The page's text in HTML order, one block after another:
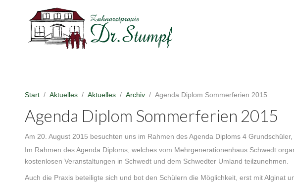
Start Aktuelles Aktuelles Archiv Agenda Diplom Sommerferien 2015
Agenda Diplom Sommerferien 2015
Am 20. August 2015 besuchten uns im Rahmen des Agenda Diploms 4
Im Rahmen des Agenda Diploms, welches vom Mehrgenerationenhaus Schwedt
kostenlosen Veranstaltungen in Schwedt und dem Schwedter Umland teilzunehmen.
Auch die Praxis beteiligte sich und bot den Schülern die Möglichkeit, erst mit Alginat